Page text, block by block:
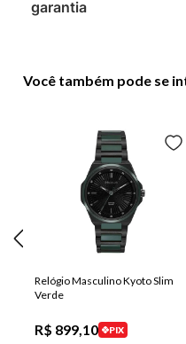
garantia
Você também pode se
Relógio Masculino Kyoto Slim
Verde
R$ 899,10
PIX